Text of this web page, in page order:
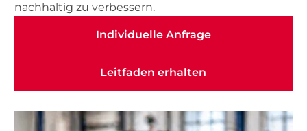
nachhaltig zu verbessern.
Individuelle Anfrage
Leitfaden erhalten